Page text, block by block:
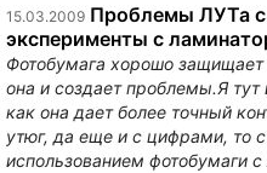
15.03.2009 Проблемы ЛУТа
эксперименты с
Фотобумага хорошо защищает
она и создает проблемы.Я
как она дает более точный
утюг, да еще и с цифрами, то
использованием фотобумаги